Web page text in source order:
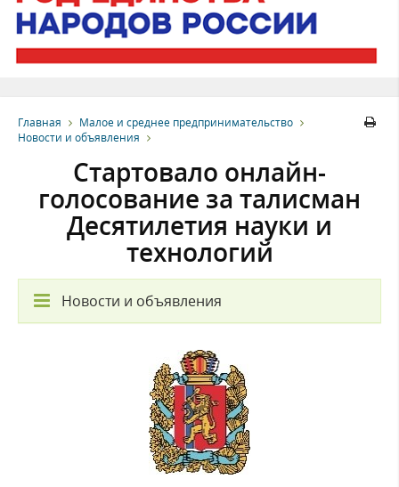
Главная
Малое и среднее предпринимательство
Новости и объявления
Стартовало онлайн-
голосование за талисман
Десятилетия науки и
технологий
Новости и объявления